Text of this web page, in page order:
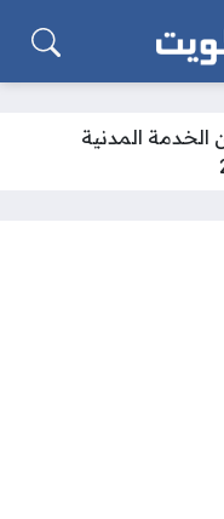
الخدمة المدنية